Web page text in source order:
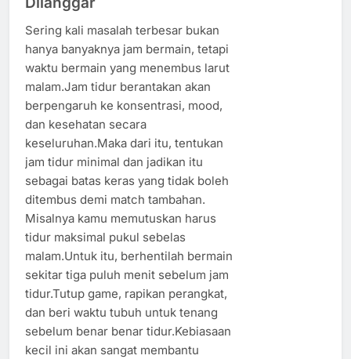
Sering kali masalah terbesar bukan
hanya banyaknya jam bermain, tetapi
waktu bermain yang menembus larut
malam.Jam tidur berantakan akan
berpengaruh ke konsentrasi, mood,
dan kesehatan secara
keseluruhan.Maka dari itu, tentukan
jam tidur minimal dan jadikan itu
sebagai batas keras yang tidak boleh
ditembus demi match tambahan.
Misalnya kamu memutuskan harus
tidur maksimal pukul sebelas
malam.Untuk itu, berhentilah bermain
sekitar tiga puluh menit sebelum jam
tidur.Tutup game, rapikan perangkat,
dan beri waktu tubuh untuk tenang
sebelum benar benar tidur.Kebiasaan
kecil ini akan sangat membantu